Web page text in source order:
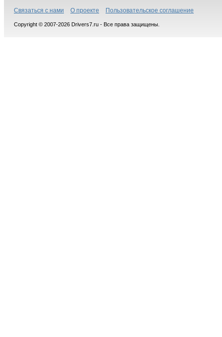
Связаться с нами О проекте Пользовательское соглашение
Copyright © 2007-2026 Drivers7.ru - Все права защищены.